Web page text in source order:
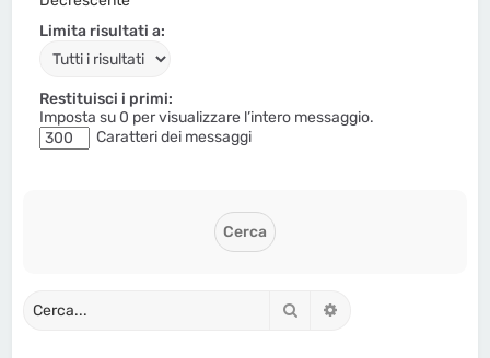
Limita risultati a:
Restituisci i primi:
Imposta su 0 per visualizzare l’intero messaggio.
Caratteri dei messaggi
Cerca